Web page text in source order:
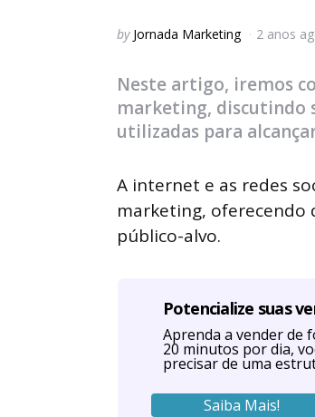
Posted
by Jornada Marketing 2 anos
Neste artigo, iremos
marketing, discutindo
utilizadas para
A internet e as redes
marketing, oferecendo
público-alvo.
Potencialize suas
Aprenda a vender de
20 minutos por dia,
precisar de uma
Saiba Mais!